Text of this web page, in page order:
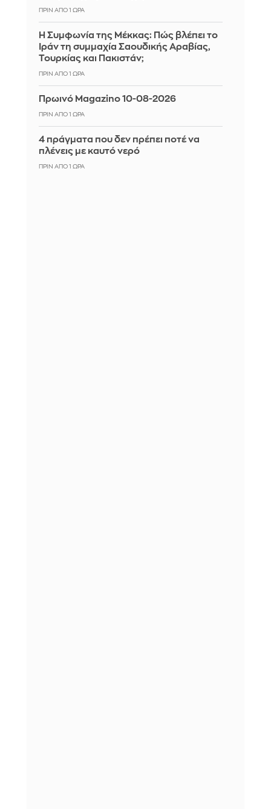
ΠΡΙΝ ΑΠΌ 1 ΏΡΑ
Η Συμφωνία της Μέκκας: Πώς βλέπει το
Ιράν τη συμμαχία Σαουδικής Αραβίας,
Τουρκίας και Πακιστάν;
ΠΡΙΝ ΑΠΌ 1 ΏΡΑ
Πρωινό Magazino 10-08-2026
ΠΡΙΝ ΑΠΌ 1 ΏΡΑ
4 πράγματα που δεν πρέπει ποτέ να
πλένεις με καυτό νερό
ΠΡΙΝ ΑΠΌ 1 ΏΡΑ